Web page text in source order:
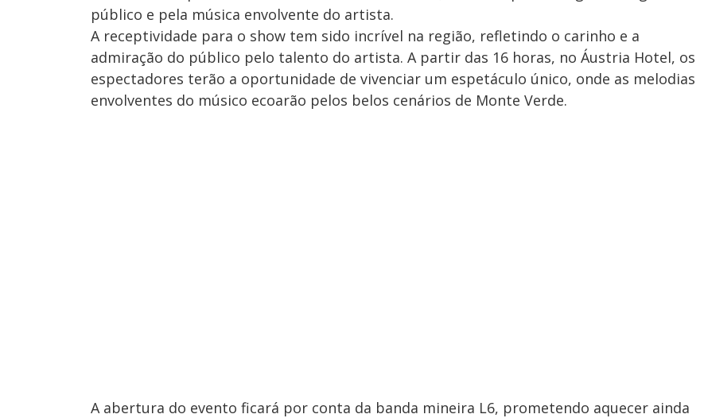
público e pela música envolvente do artista.
A receptividade para o show tem sido incrível na região, refletindo o carinho e a
admiração do público pelo talento do artista. A partir das 16 horas, no Áustria Hotel, os
espectadores terão a oportunidade de vivenciar um espetáculo único, onde as melodias
envolventes do músico ecoarão pelos belos cenários de Monte Verde.
A abertura do evento ficará por conta da banda mineira L6, prometendo aquecer ainda